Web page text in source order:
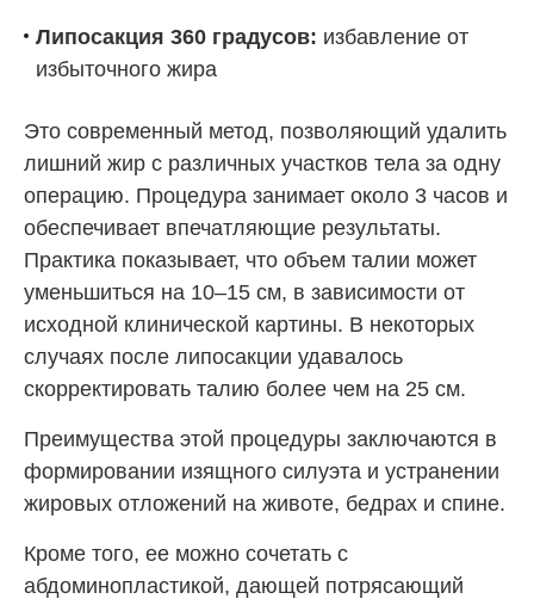
Липосакция 360 градусов: избавление от
избыточного жира
Это современный метод, позволяющий удалить
лишний жир с различных участков тела за одну
операцию. Процедура занимает около 3 часов и
обеспечивает впечатляющие результаты.
Практика показывает, что объем талии может
уменьшиться на 10–15 см, в зависимости от
исходной клинической картины. В некоторых
случаях после липосакции удавалось
скорректировать талию более чем на 25 см.
Преимущества этой процедуры заключаются в
формировании изящного силуэта и устранении
жировых отложений на животе, бедрах и спине.
Кроме того, ее можно сочетать с
абдоминопластикой, дающей потрясающий